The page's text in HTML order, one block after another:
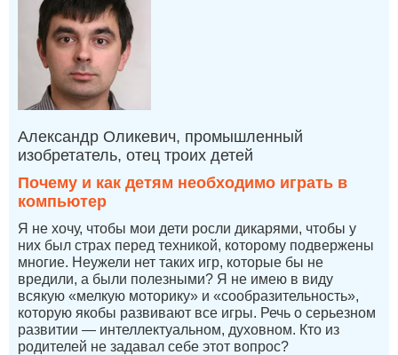
Александр Оликевич, промышленный
изобретатель, отец троих детей
Почему и как детям необходимо играть в
компьютер
Я не хочу, чтобы мои дети росли дикарями, чтобы у
них был страх перед техникой, которому подвержены
многие. Неужели нет таких игр, которые бы не
вредили, а были полезными? Я не имею в виду
всякую «мелкую моторику» и «сообразительность»,
которую якобы развивают все игры. Речь о серьезном
развитии — интеллектуальном, духовном. Кто из
родителей не задавал себе этот вопрос?